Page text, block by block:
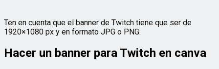
Ten en cuenta que el banner de Twitch tiene que ser de
1920×1080 px y en formato JPG o PNG.
Hacer un banner para Twitch en canva